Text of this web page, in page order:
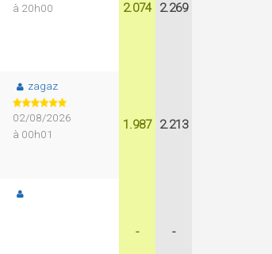
à 20h00
2.074 2.269
zagaz
02/08/2026
à 00h01
1.987 2.213
- -